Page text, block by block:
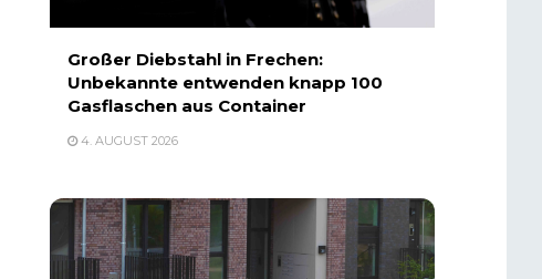
Großer Diebstahl in Frechen:
Unbekannte entwenden knapp 100
Gasflaschen aus Container
4. AUGUST 2026